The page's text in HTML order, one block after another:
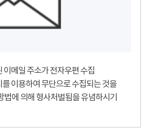
메일 주소가 전자우편 수집
이용하여 무단으로 수집되는 것을
에 의해 형사처벌됨을 유념하시기